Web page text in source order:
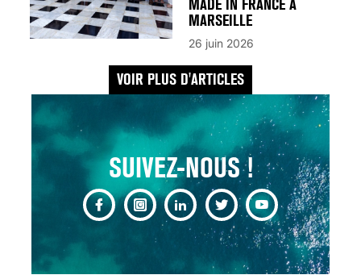
MADE IN FRANCE À
MARSEILLE
26 juin 2026
VOIR PLUS D'ARTICLES
SUIVEZ-NOUS !
SCANNER, IRM, RADIO,
POUR TOUTES LES
MALADIES
18 juil 2022
INSUFFISANCE
CARDIAQUE : LES
SIGNAUX D’ALERTE
AVANT… LA MORT
25 août 2024